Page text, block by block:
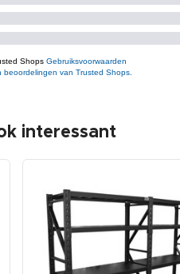
interessant